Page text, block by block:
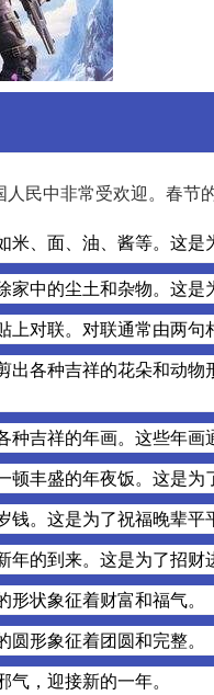
民中非常受欢迎。春节
、面、油、酱等。这是
中的尘土和杂物。这是
上对联。对联通常由两
出各种吉祥的花朵和动
吉祥的年画。这些年画
丰盛的年夜饭。这是为
。这是为了祝福晚辈平
的到来。这是为了招财
状象征着财富和福气。
形象征着团圆和完整。
，迎接新的一年。